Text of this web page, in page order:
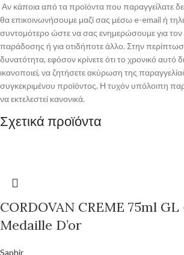
Αν κάποια από τα προϊόντα που παραγγείλατε δεν
θα επικοινωνήσουμε μαζί σας μέσω e-email ή
συντομότερο ώστε να σας ενημερώσουμε για
παράδοσης ή για οτιδήποτε άλλο. Στην
δυνατότητα, εφόσον κρίνετε ότι το χρονικό αυτό
ικανοποιεί, να ζητήσετε ακύρωση της
συγκεκριμένου προϊόντος. Η τυχόν υπόλοιπη
να εκτελεστεί κανονικά.
Σχετικά προϊόντα
CORDOVAN CREME 75ml
Medaille D’or
Saphir